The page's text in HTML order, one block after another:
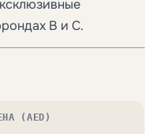
B и C.
(AED)